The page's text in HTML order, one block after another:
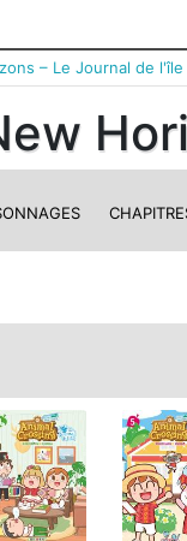
– Le Journal de l'île